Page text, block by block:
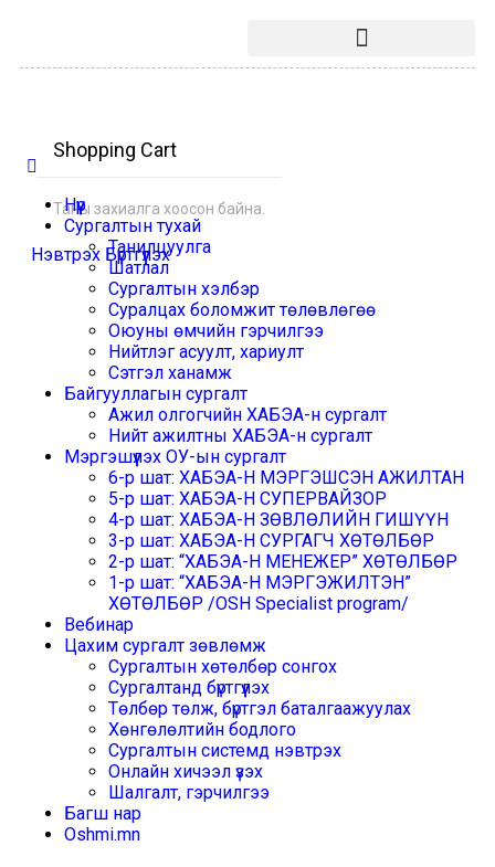
Shopping Cart
Таны захиалга хоосон байна.
Нэвтрэх Бүртгүүлэх
Нүүр
Сургалтын тухай
Танилцуулга
Шатлал
Сургалтын хэлбэр
Суралцах боломжит төлөвлөгөө
Оюуны өмчийн гэрчилгээ
Нийтлэг асуулт, хариулт
Сэтгэл ханамж
Байгууллагын сургалт
Ажил олгогчийн ХАБЭА-н сургалт
Нийт ажилтны ХАБЭА-н сургалт
Мэргэшүүлэх ОУ-ын сургалт
6-р шат: ХАБЭА-Н МЭРГЭШСЭН АЖИЛТАН
5-р шат: ХАБЭА-Н СУПЕРВАЙЗОР
4-р шат: ХАБЭА-Н ЗӨВЛӨЛИЙН ГИШҮҮН
3-р шат: ХАБЭА-Н СУРГАГЧ ХӨТӨЛБӨР
2-р шат: “ХАБЭА-Н МЕНЕЖЕР” ХӨТӨЛБӨР
1-р шат: “ХАБЭА-Н МЭРГЭЖИЛТЭН”
ХӨТӨЛБӨР /OSH Specialist program/
Вебинар
Цахим сургалт зөвлөмж
Сургалтын хөтөлбөр сонгох
Сургалтанд бүртгүүлэх
Төлбөр төлж, бүртгэл баталгаажуулах
Хөнгөлөлтийн бодлого
Сургалтын системд нэвтрэх
Онлайн хичээл үзэх
Шалгалт, гэрчилгээ
Багш нар
Oshmi.mn